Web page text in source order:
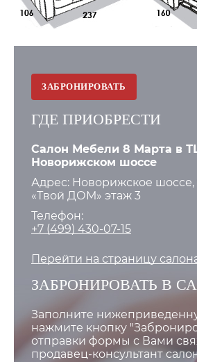
ЗАБРОНИРОВАТЬ
ГДЕ ПРИОБРЕСТИ
Салон Мебели 8 Марта в
Новорижском шоссе
Адрес: Новорижское
«Твой ДОМ» этаж 3
Телефон:
+7 (499) 430-07-15
Перейти на страницу
ЗАБРОНИРОВАТЬ В
Заполните
нажмите кнопку
отправки формы с Вами
продавец-консультант